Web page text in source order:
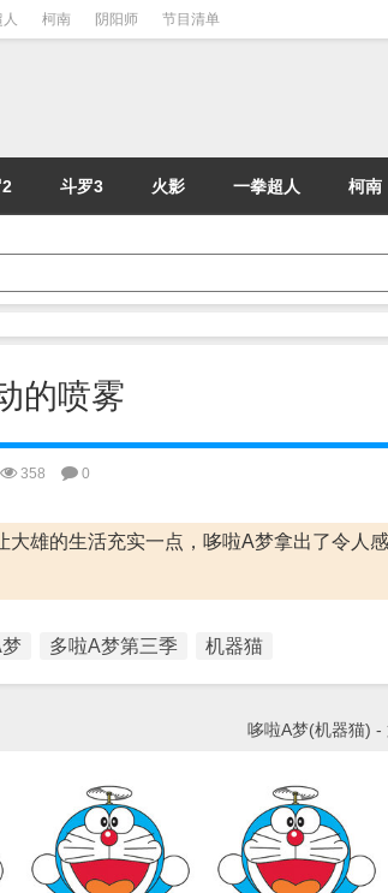
柯南 阴阳师 节目清单
斗罗3 火影 一拳超人 柯南
的喷雾
358 0
雄的生活充实一点，哆啦A梦拿出了令人
多啦A梦第三季 机器猫
哆啦A梦(机器猫) -